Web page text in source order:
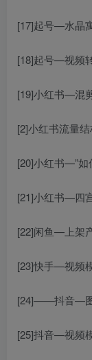
[17]起号—水晶
[18]起号—视频
[19]小红书—混
[2]小红书流量
[20]小红书—”如
[21]小红书—四
[22]闲鱼—上架
[23]快手—视频
[24]——抖音—
[25]抖音—视频